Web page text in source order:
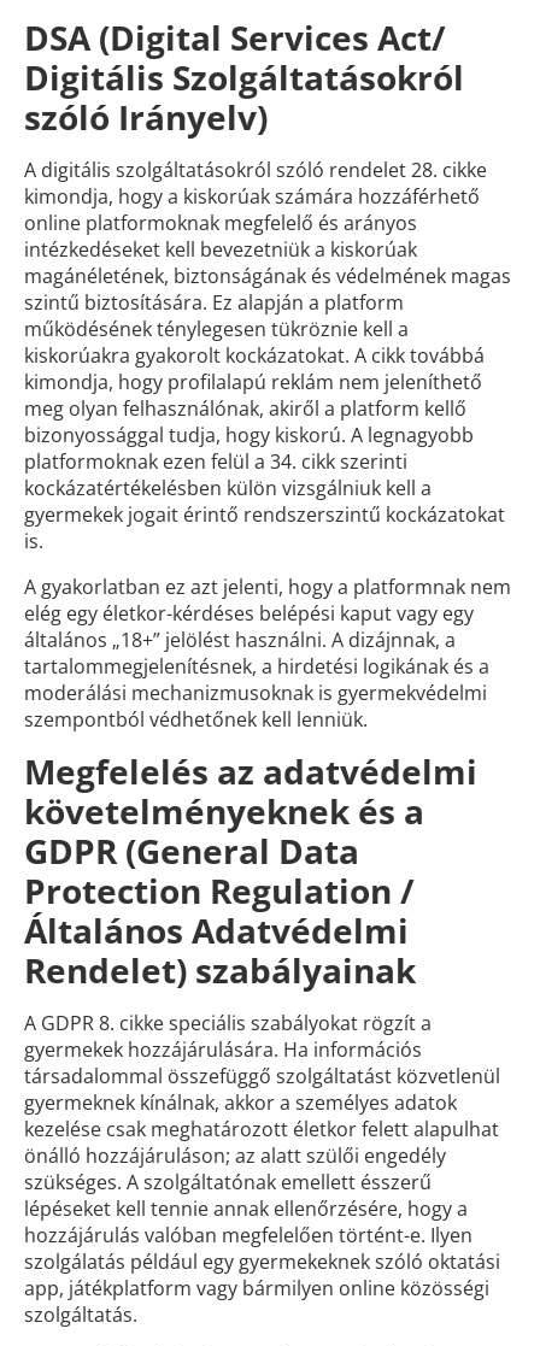
DSA (Digital Services Act/
Digitális Szolgáltatásokról
szóló Irányelv)
A digitális szolgáltatásokról szóló rendelet 28. cikke
kimondja, hogy a kiskorúak számára hozzáférhető
online platformoknak megfelelő és arányos
intézkedéseket kell bevezetniük a kiskorúak
magánéletének, biztonságának és védelmének magas
szintű biztosítására. Ez alapján a platform
működésének ténylegesen tükröznie kell a
kiskorúakra gyakorolt kockázatokat. A cikk továbbá
kimondja, hogy profilalapú reklám nem jeleníthető
meg olyan felhasználónak, akiről a platform kellő
bizonyossággal tudja, hogy kiskorú. A legnagyobb
platformoknak ezen felül a 34. cikk szerinti
kockázatértékelésben külön vizsgálniuk kell a
gyermekek jogait érintő rendszerszintű kockázatokat
is.
A gyakorlatban ez azt jelenti, hogy a platformnak nem
elég egy életkor-kérdéses belépési kaput vagy egy
általános „18+” jelölést használni. A dizájnnak, a
tartalommegjelenítésnek, a hirdetési logikának és a
moderálási mechanizmusoknak is gyermekvédelmi
szempontból védhetőnek kell lenniük.
Megfelelés az adatvédelmi
követelményeknek és a
GDPR (General Data
Protection Regulation /
Általános Adatvédelmi
Rendelet) szabályainak
A GDPR 8. cikke speciális szabályokat rögzít a
gyermekek hozzájárulására. Ha információs
társadalommal összefüggő szolgáltatást közvetlenül
gyermeknek kínálnak, akkor a személyes adatok
kezelése csak meghatározott életkor felett alapulhat
önálló hozzájáruláson; az alatt szülői engedély
szükséges. A szolgáltatónak emellett ésszerű
lépéseket kell tennie annak ellenőrzésére, hogy a
hozzájárulás valóban megfelelően történt-e. Ilyen
szolgálatás például egy gyermekeknek szóló oktatási
app, játékplatform vagy bármilyen online közösségi
szolgáltatás.